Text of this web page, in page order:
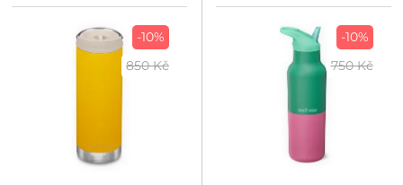
-10%
850 Kč
-10%
750 Kč